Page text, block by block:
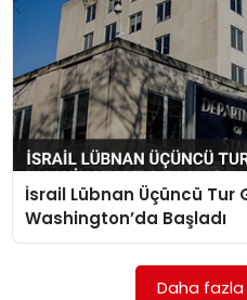
EĞITIM
EKONOMI
MAGAZIN
SAĞLIK
İsrail Lübnan Üçüncü Tur
Washington’da Başladı
Daha fazla